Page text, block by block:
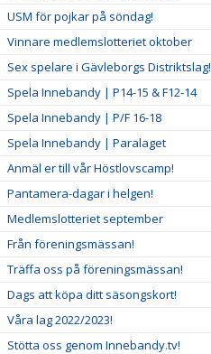
USM för pojkar på söndag!
Vinnare medlemslotteriet oktober
Sex spelare i Gävleborgs Distriktslag!
Spela Innebandy | P14-15 & F12-14
Spela Innebandy | P/F 16-18
Spela Innebandy | Paralaget
Anmäl er till vår Höstlovscamp!
Pantamera-dagar i helgen!
Medlemslotteriet september
Från föreningsmässan!
Träffa oss på föreningsmässan!
Dags att köpa ditt säsongskort!
Våra lag 2022/2023!
Stötta oss genom Innebandy.tv!